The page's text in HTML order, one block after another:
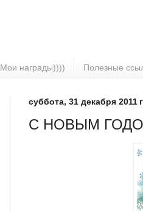
Мои награды)))) Полезные
суббота, 31 декабря 2011
С НОВЫМ